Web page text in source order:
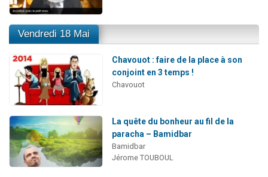
Vendredi 18 Mai
Chavouot : faire de la place à son
conjoint en 3 temps !
Chavouot
La quête du bonheur au fil de la
paracha – Bamidbar
Bamidbar
Jérome TOUBOUL